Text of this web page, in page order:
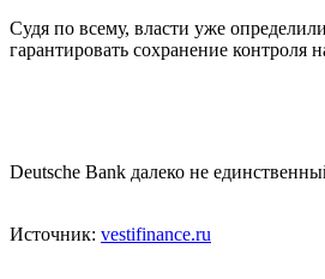
Судя по всему, власти уже
гарантировать сохранение контроля
Deutsche Bank далеко не
Источник: vestifinance.ru